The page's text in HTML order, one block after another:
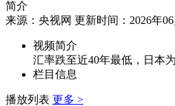
简介
来源：央视网 更新时间：2026年06
视频简介
汇率跌至近40年最低，日本
栏目信息
播放列表 更多 >